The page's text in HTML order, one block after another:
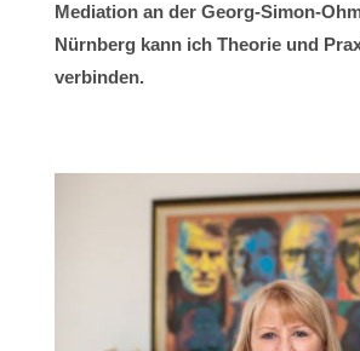
Mediation an der Georg-Simon-
Nürnberg kann ich Theorie und
verbinden.